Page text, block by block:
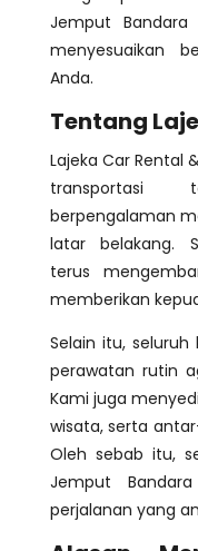
Jemput Bandara
menyesuaikan
Anda.
Tentang
Lajeka Car Rental
transportasi
berpengalaman
latar belakang.
terus
memberikan
Selain itu,
perawatan rutin
Kami juga
wisata, serta
Oleh sebab itu,
Jemput
perjalanan yang